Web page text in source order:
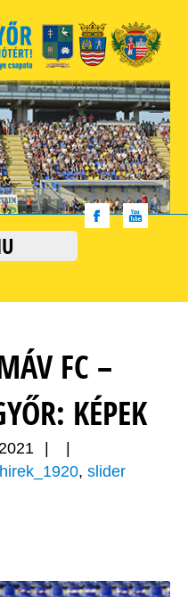
FC –
KÉPEK
, slider